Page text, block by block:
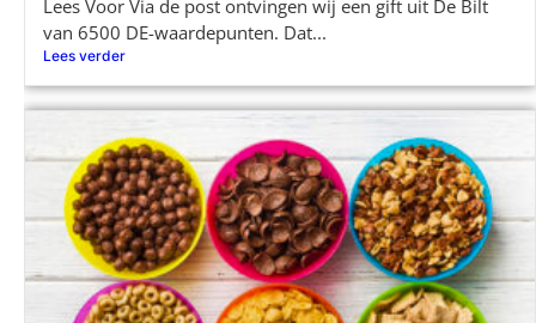
Lees Voor Via de post ontvingen wij een gift uit De Bilt
van 6500 DE-waardepunten. Dat...
Lees verder